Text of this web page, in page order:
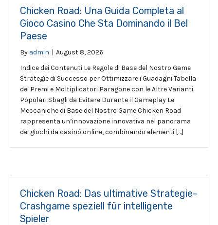
Chicken Road: Una Guida Completa al
Gioco Casino Che Sta Dominando il Bel
Paese
By admin | August 8, 2026
Indice dei Contenuti Le Regole di Base del Nostro Game
Strategie di Successo per Ottimizzare i Guadagni Tabella
dei Premi e Moltiplicatori Paragone con le Altre Varianti
Popolari Sbagli da Evitare Durante il Gameplay Le
Meccaniche di Base del Nostro Game Chicken Road
rappresenta un’innovazione innovativa nel panorama
dei giochi da casinò online, combinando elementi […]
Chicken Road: Das ultimative Strategie-
Crashgame speziell für intelligente
Spieler